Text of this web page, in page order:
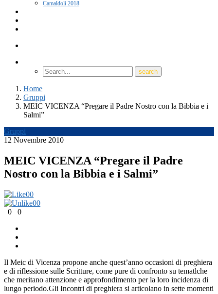
Camaldoli 2018
Home
Gruppi
MEIC VICENZA “Pregare il Padre Nostro con la Bibbia e i
Salmi”
Gruppi
12 Novembre 2010
MEIC VICENZA “Pregare il Padre
Nostro con la Bibbia e i Salmi”
00
00
0
0
Il Meic di Vicenza propone anche quest’anno occasioni di preghiera
e di riflessione sulle Scritture, come pure di confronto su tematlche
che meritano attenzione e approfondimento per la loro incidenza di
lungo periodo.Gli Incontri di preghiera si articolano in sette momenti